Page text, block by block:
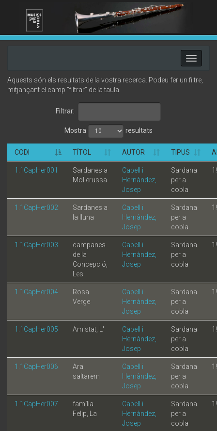
Toggle
Aquests són els resultats de la vostra recerca. Podeu fer un filtre,
mitjançant el camp "filtrar" de la taula.
Filtrar:
Mostra resultats
CODI TÍTOL AUTOR TIPUS
1.1CapHer001
Sardanes a
Mollerussa
Capell i
Hernàndez,
Josep
Sardana
per a
cobla
1.1CapHer002
Sardanes a
la lluna
Capell i
Hernàndez,
Josep
Sardana
per a
cobla
1.1CapHer003
campanes
de la
Concepció,
Les
Capell i
Hernàndez,
Josep
Sardana
per a
cobla
1.1CapHer004
Rosa
Verge
Capell i
Hernàndez,
Josep
Sardana
per a
cobla
1.1CapHer005 Amistat, L'
Capell i
Hernàndez,
Josep
Sardana
per a
cobla
1.1CapHer006
Ara
saltarem
Capell i
Hernàndez,
Josep
Sardana
per a
cobla
1.1CapHer007
família
Felip, La
Capell i
Hernàndez,
Josep
Sardana
per a
cobla